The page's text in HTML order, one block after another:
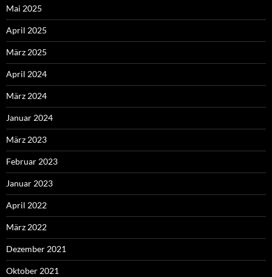
Mai 2025
April 2025
März 2025
April 2024
März 2024
Januar 2024
März 2023
Februar 2023
Januar 2023
April 2022
März 2022
Dezember 2021
Oktober 2021